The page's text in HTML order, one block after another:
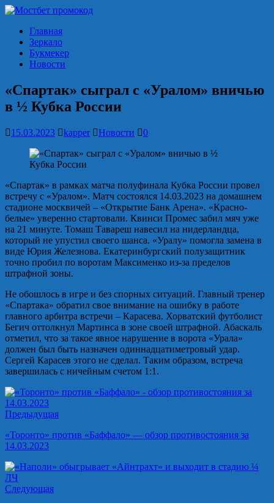
Главная
Зеркало
Букмекер
Новости
«Спартак» сыграл с «Уралом» вничью
в ½ Кубка России
15.03.2023 kapper Новости 0
«Спартак» в рамках матча полуфинала Кубка России провел
встречу с «Уралом». Матч состоялся 14.03.2023 на домашнем
стадионе москвичей – «Открытие Банк Арена». «Красно-
белые» уверенно стартовали. Квинси Промес забил мяч уже
на 21 минуте. Томаш Тавареш навесил на нидерландца,
который не упустил своего шанса. «Уралу» помогла замена в
виде Юрия Железнова. Екатеринбургский полузащитник
точно пробил по воротам Максименко из-за пределов
штрафной зоны.
Не обошлось в игре и без спорных ситуаций. Главный тренер
«Спартака» обратил свое внимание на ошибку в работе
главного арбитра встречи – Карасева. Хорватский футболист
Бегич оттолкнул Мартинса в зоне своей штрафной. Абаскаль
отметил, что за такое явное нарушение в ворота «Урала»
должен был быть назначен одиннадцатиметровый удар.
Сергей Карасев этого не сделал. Таким образом, встреча
завершилась с ничейным счетом 1:1.
Предыдущая
«Торонто» против «Баффало» — обзор противостояния за
14.03.2023
Следующая